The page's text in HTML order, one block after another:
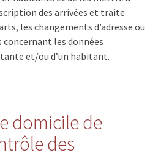
des arrivées et traite
les changements d’adresse ou
les données
et/ou d’un habitant.
domicile de
des